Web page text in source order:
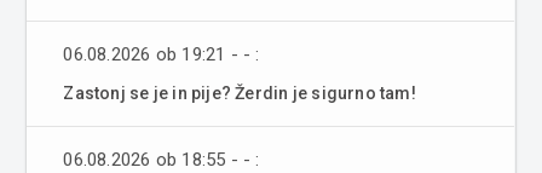
06.08.2026 ob 19:21 - - :
Zastonj se je in pije? Žerdin je sigurno tam!
06.08.2026 ob 18:55 - - :